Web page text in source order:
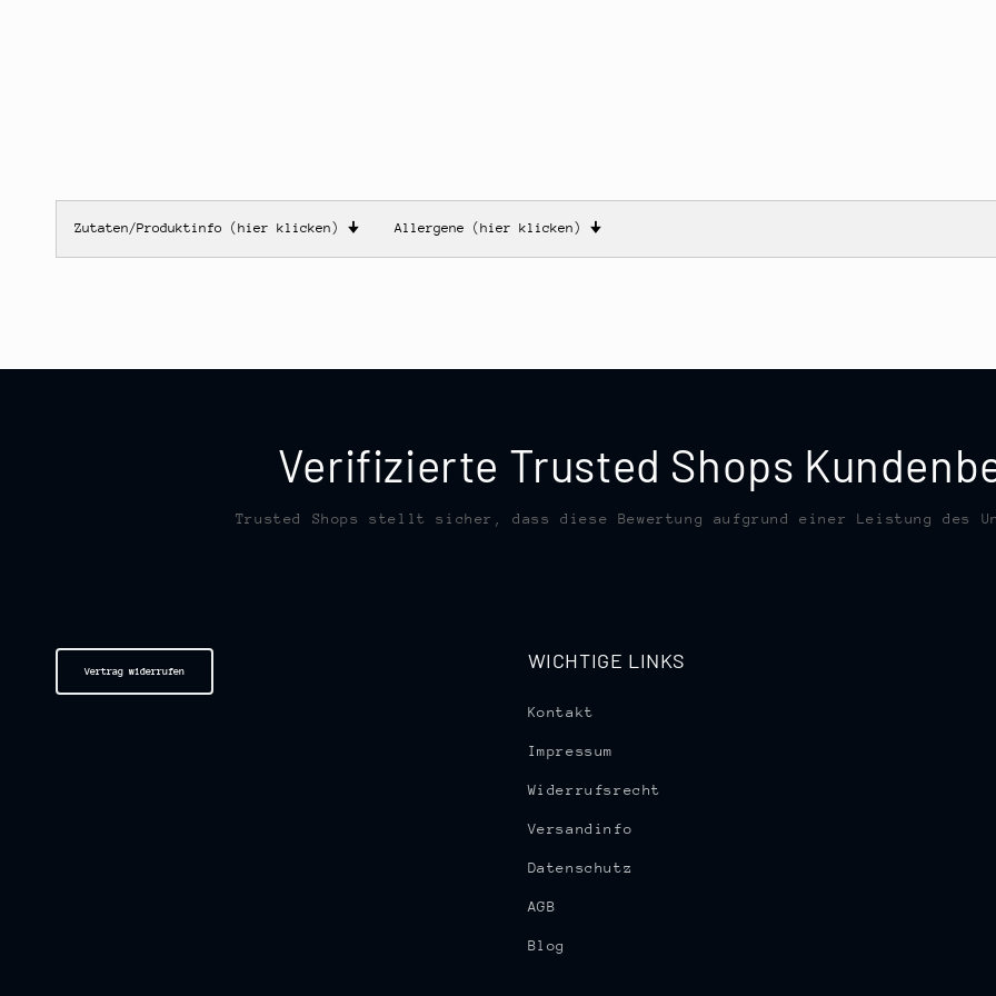
Zutaten/Produktinfo (hier klicken) 🠋 Allergene (hier klicken) 🠋
Verifizierte Trusted Shops
Trusted Shops stellt sicher, dass diese Bewertung aufgrund einer Leistung des
Vertrag widerrufen WICHTIGE LINKS
Kontakt
Impressum
Widerrufsrecht
Versandinfo
Datenschutz
AGB
Blog